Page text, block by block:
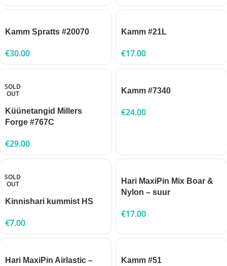
Kamm Spratts #20070
€30.00
Kamm #21L
€17.00
SOLD
OUT
Küünetangid Millers
Forge #767С
€29.00
Kamm #7340
€24.00
SOLD
OUT
Kinnishari kummist HS
€7.00
Hari MaxiPin Mix Boar &
Nylon – suur
€17.00
Hari MaxiPin Airlastic –
Kamm #51